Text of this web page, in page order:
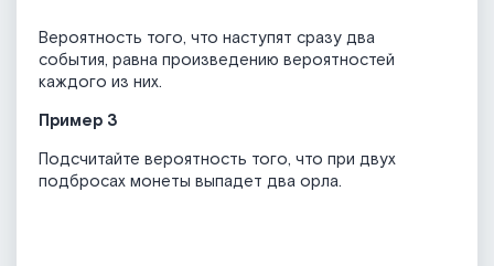
Вероятность того, что наступят сразу два
события, равна произведению вероятностей
каждого из них.
Пример 3
Подсчитайте вероятность того, что при двух
подбросах монеты выпадет два орла.